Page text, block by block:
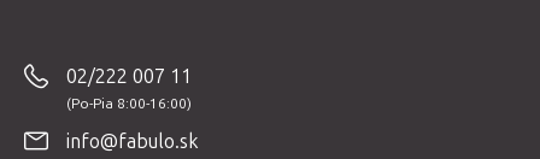
02/222 007 11
info@fabulo.sk